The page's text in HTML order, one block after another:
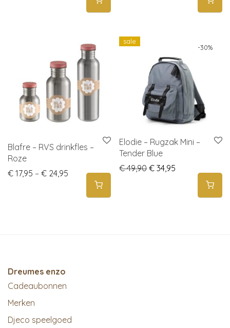
Blafre – RVS drinkfles –
Roze
€ 17,95 – € 24,95 Price range: € 17,95 through € 24,95
-30%
sale
Elodie – Rugzak Mini –
Tender Blue
€49,90 Original price was: €
€ 34,95
Dreumes enzo
Cadeaubonnen
Merken
Djeco speelgoed